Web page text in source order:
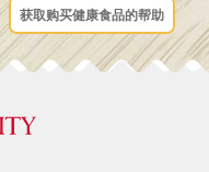
获取购买健康食品的帮助